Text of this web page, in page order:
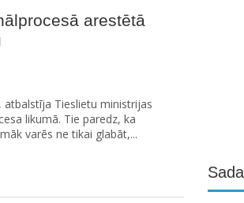
arestētā
Tieslietu ministrijas
likumā. Tie paredz, ka
varēs ne tikai glabāt,...